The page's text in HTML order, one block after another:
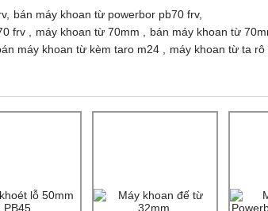
bán máy khoan từ powerbor pb70 frv,
frv ,
máy khoan từ 70mm ,
bán máy khoan từ
máy khoan từ kèm taro m24 , máy khoan từ ta rô